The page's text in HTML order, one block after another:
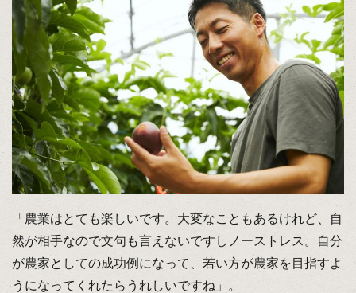
「農業はとても楽しいです。大変なこともあるけれど、自
然が相手なので文句も言えないですしノーストレス。自分
が農家としての成功例になって、若い方が農家を目指すよ
うになってくれたらうれしいですね」。